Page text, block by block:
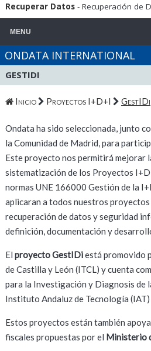
Recuperar Datos- Recuperación de
MENU
ONDATA INTERNATIONAL
GESTIDI
Inicio Proyectos I+D+I GestIDi
Ondata ha sido seleccionada, junto
la Comunidad de Madrid, para
Este proyecto nos permitirá mejorar
sistematización de los Proyectos
normas UNE 166000 Gestión de la
aplicaran a todos nuestros
recuperación de datos y seguridad
definición, documentación y
El proyecto GestIDiestá promovido
de Castilla y León (ITCL) y cuenta
para la Investigación y Diagnosis de
Instituto Andaluz de Tecnología (IAT)
Estos proyectos están también
fiscales propuestas por el Ministerio